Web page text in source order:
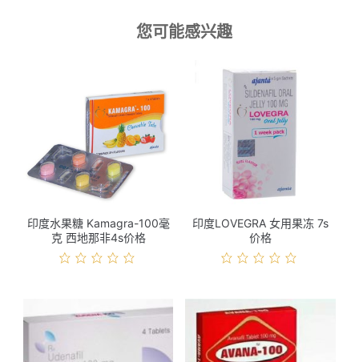
您可能感兴趣
印度水果糖 Kamagra-100毫
克 西地那非4s价格
印度LOVEGRA 女用果冻 7s
价格